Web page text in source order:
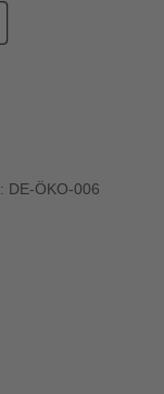
: DE-ÖKO-006